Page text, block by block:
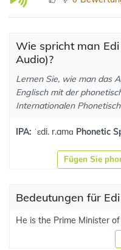
Wie spricht man
Audio)?
Lernen Sie, wie man das
Englisch mit der
Internationalen
IPA: ˈɛdi. r.amɑ Phonetic
Fügen Sie
Bedeutungen für
He is the Prime Minister